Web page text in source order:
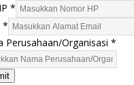
*
*
Perusahaan/Organisasi *